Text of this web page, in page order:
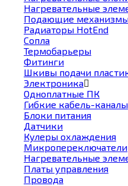
Нагревательные
Подающие
Радиаторы HotEnd
Сопла
Термобарьеры
Фитинги
Шкивы подачи
Электроника
Одноплатные ПК
Гибкие кабель-каналы
Блоки питания
Датчики
Кулеры охлаждения
Микропереключатели
Нагревательные
Платы управления
Провода